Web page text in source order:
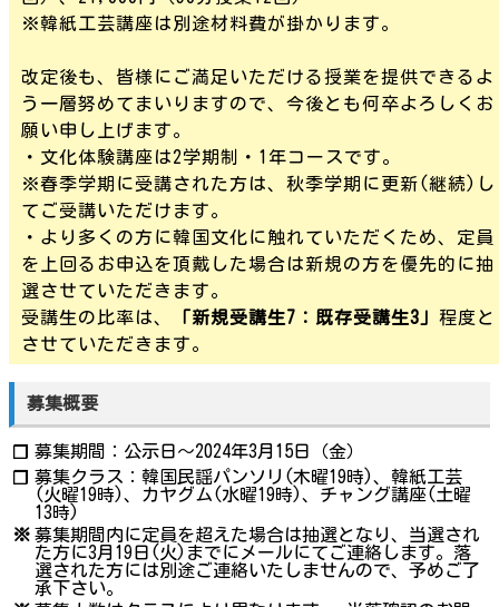
※韓紙工芸講座は別途材料費が掛かります。
改定後も、皆様にご満足いただける授業を提供できるよ
う一層努めてまいりますので、今後とも何卒よろしくお
願い申し上げます。
・文化体験講座は2学期制・1年コースです。
※春季学期に受講された方は、秋季学期に更新(継続)し
てご受講いただけます。
・より多くの方に韓国文化に触れていただくため、定員
を上回るお申込を頂戴した場合は新規の方を優先的に抽
選させていただきます。
受講生の比率は、
「新規受講生7：既存受講生3」 程度と
させていただきます。
募集概要
❐ 募集期間：公示日～2024年3月15日（金）
❐ 募集クラス：韓国民謡パンソリ(木曜19時)、韓紙工芸
(火曜19時)、カヤグム(水曜19時)、チャング講座(土曜
13時)
※ 募集期間内に定員を超えた場合は抽選となり、当選され
た方に3月19日(火)までにメールにてご連絡します。落
選された方には別途ご連絡いたしませんので、予めご了
承下さい。